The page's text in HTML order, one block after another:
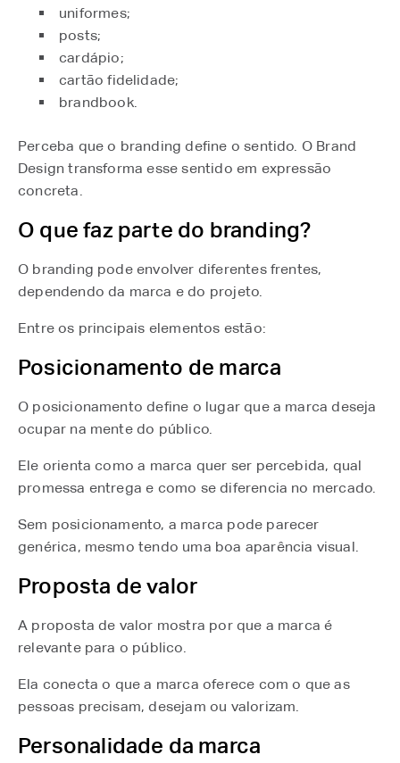
uniformes;
posts;
cardápio;
cartão fidelidade;
brandbook.
Perceba que o branding define o sentido. O Brand
Design transforma esse sentido em expressão
concreta.
O que faz parte do branding?
O branding pode envolver diferentes frentes,
dependendo da marca e do projeto.
Entre os principais elementos estão:
Posicionamento de marca
O posicionamento define o lugar que a marca deseja
ocupar na mente do público.
Ele orienta como a marca quer ser percebida, qual
promessa entrega e como se diferencia no mercado.
Sem posicionamento, a marca pode parecer
genérica, mesmo tendo uma boa aparência visual.
Proposta de valor
A proposta de valor mostra por que a marca é
relevante para o público.
Ela conecta o que a marca oferece com o que as
pessoas precisam, desejam ou valorizam.
Personalidade da marca